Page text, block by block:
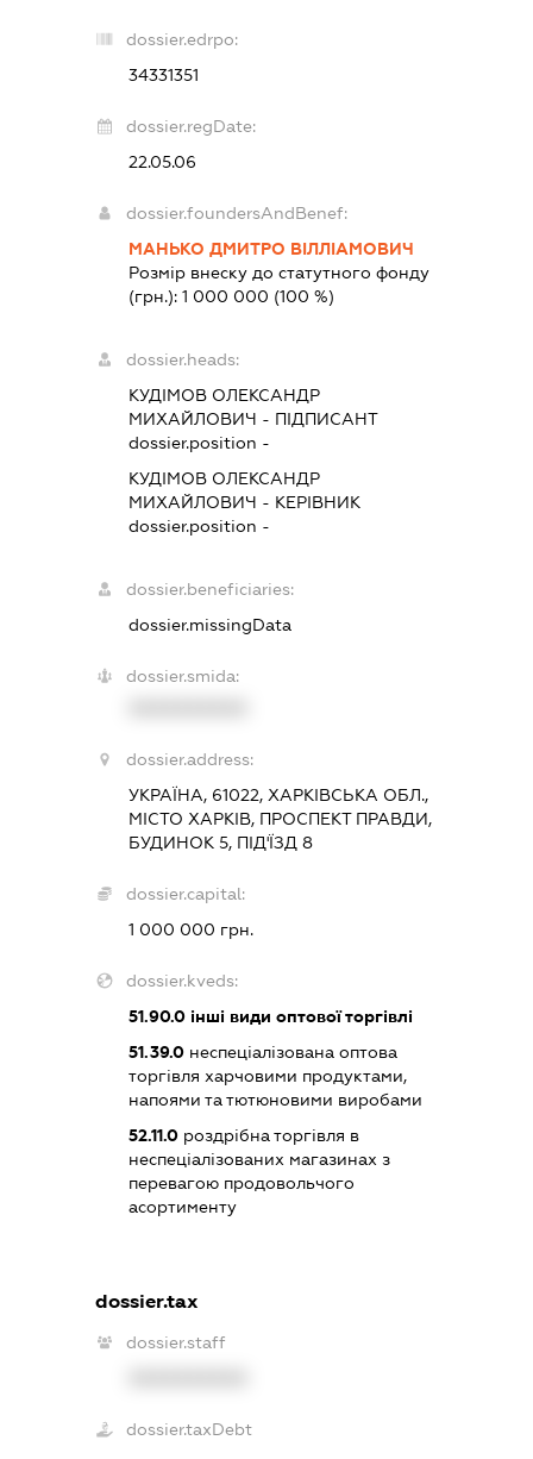
dossier.edrpo:
34331351
dossier.regDate:
22.05.06
dossier.foundersAndBenef:
МАНЬКО ДМИТРО ВІЛЛІАМОВИЧ
Розмір внеску до статутного фонду
(грн.): 1 000 000 (100 %)
dossier.heads:
КУДІМОВ ОЛЕКСАНДР
МИХАЙЛОВИЧ - ПІДПИСАНТ
dossier.position -
КУДІМОВ ОЛЕКСАНДР
МИХАЙЛОВИЧ - КЕРІВНИК
dossier.position -
dossier.beneficiaries:
dossier.missingData
dossier.smida:
dossier.address:
УКРАЇНА, 61022, ХАРКІВСЬКА ОБЛ.,
МІСТО ХАРКІВ, ПРОСПЕКТ ПРАВДИ,
БУДИНОК 5, ПІД'ЇЗД 8
dossier.capital:
1 000 000 грн.
dossier.kveds:
51.90.0інші види оптової торгівлі
51.39.0неспеціалізована оптова
торгівля харчовими продуктами,
напоями та тютюновими виробами
52.11.0роздрібна торгівля в
неспеціалізованих магазинах з
перевагою продовольчого
асортименту
dossier.tax
dossier.staff
dossier.taxDebt